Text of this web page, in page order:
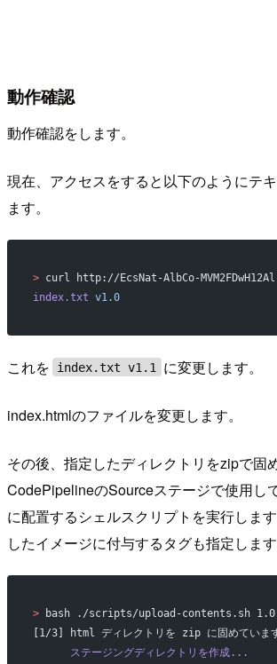
動作確認
動作確認をします。
現在、アクセスをすると以下のようにテ
ます。
> curl http://EcsNat-AlbCo-
index.txt v1.0
これを index.txt v1.1 に変更します。
index.htmlのファイルを変更します。
その後、指定したディレクトリをzipで固め
CodePipelineのSourceステージで使用し
に配置するシェルスクリプトを実行しま
したイメージに付与するタグも指定します
> bash ./scripts/upload-contents.sh
[1/3] html ディレクトリを zip に固めてい
      ステージングディレクトリを作成...